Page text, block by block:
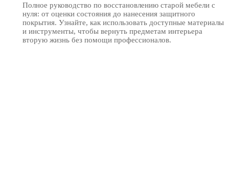
Полное руководство по восстановлению старой мебели с
нуля: от оценки состояния до нанесения защитного
покрытия. Узнайте, как использовать доступные материалы
и инструменты, чтобы вернуть предметам интерьера
вторую жизнь без помощи профессионалов.